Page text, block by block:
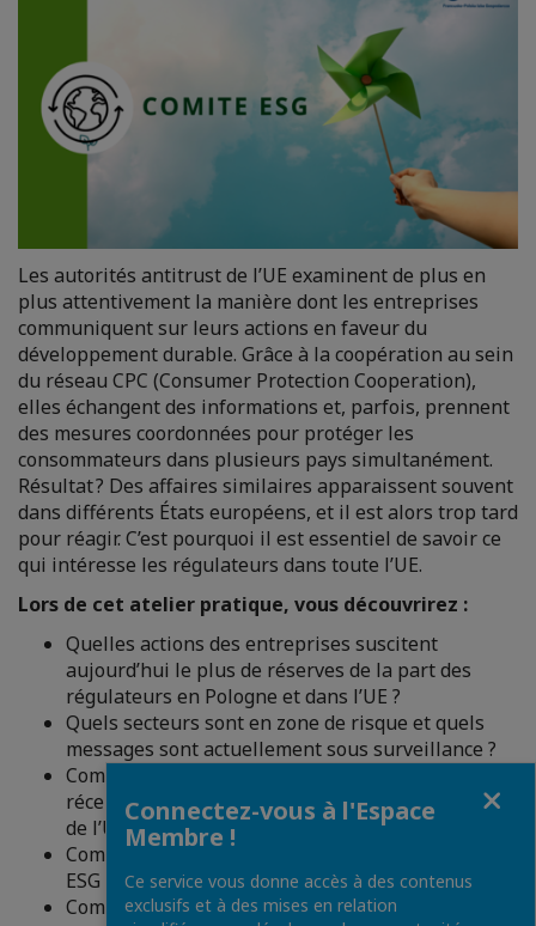
Les autorités antitrust de l’UE examinent de plus en
plus attentivement la manière dont les entreprises
communiquent sur leurs actions en faveur du
développement durable. Grâce à la coopération au sein
du réseau CPC (Consumer Protection Cooperation),
elles échangent des informations et, parfois, prennent
des mesures coordonnées pour protéger les
consommateurs dans plusieurs pays simultanément.
Résultat ? Des affaires similaires apparaissent souvent
dans différents États européens, et il est alors trop tard
pour réagir. C’est pourquoi il est essentiel de savoir ce
qui intéresse les régulateurs dans toute l’UE.
Lors de cet atelier pratique, vous découvrirez :
Quelles actions des entreprises suscitent
aujourd’hui le plus de réserves de la part des
régulateurs en Pologne et dans l’UE ?
Quels secteurs sont en zone de risque et quels
messages sont actuellement sous surveillance ?
Comment interpréter les affaires et décisions
récentes (y compris les accusations du président
de l’UOKiK) ?
Comment élaborer, étape par étape, des messages
ESG sûrs ?
Comment minimiser les risques financiers et
Connectez-vous à l'Espace
Membre !
Ce service vous donne accès à des contenus
exclusifs et à des mises en relation